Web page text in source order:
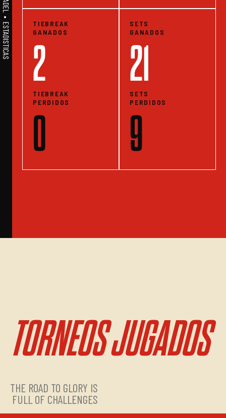
TIEBREAK
GANADOS
2
TIEBREAK
PERDIDOS
0
SETS
GANADOS
21
SETS
PERDIDOS
9
TORNEOS JUGADOS
THE ROAD TO GLORY IS
FULL OF CHALLENGES